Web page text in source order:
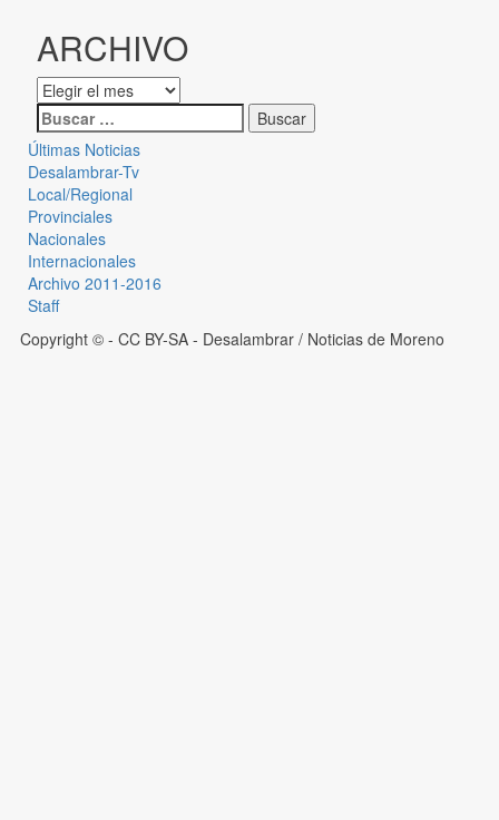
ARCHIVO
Últimas Noticias
Desalambrar-Tv
Local/Regional
Provinciales
Nacionales
Internacionales
Archivo 2011-2016
Staff
Copyright © - CC BY-SA - Desalambrar / Noticias de Moreno